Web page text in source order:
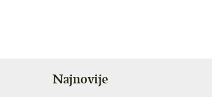
Najnovije